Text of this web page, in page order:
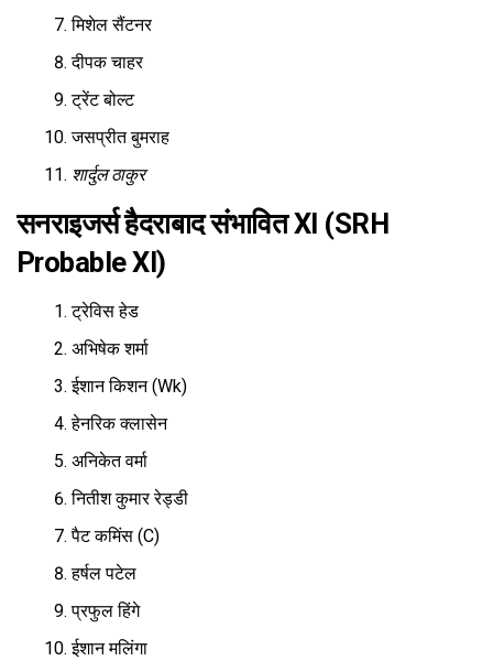
मिशेल सैंटनर
दीपक चाहर
ट्रेंट बोल्ट
जसप्रीत बुमराह
शार्दुल ठाकुर
सनराइजर्स हैदराबाद संभावित XI (SRH
Probable XI)
ट्रेविस हेड
अभिषेक शर्मा
ईशान किशन (Wk)
हेनरिक क्लासेन
अनिकेत वर्मा
नितीश कुमार रेड्डी
पैट कमिंस (C)
हर्षल पटेल
प्रफुल हिंगे
ईशान मलिंगा